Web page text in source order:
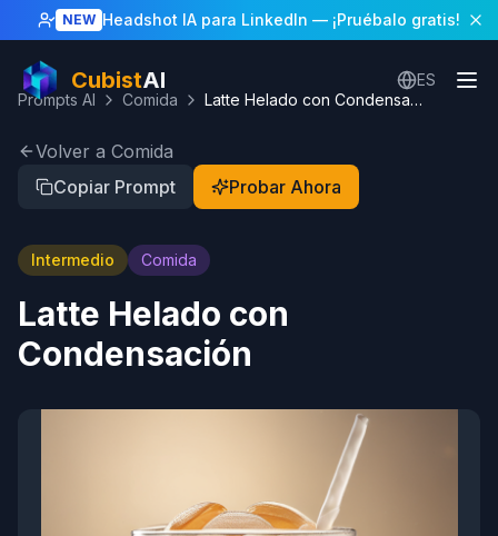
NEW Headshot IA para LinkedIn — ¡Pruébalo gratis!
CubistAI
ES
Prompts AI
Comida Latte Helado con Condensación
Volver a Comida
Copiar Prompt
Probar Ahora
Intermedio Comida
Latte Helado con
Condensación